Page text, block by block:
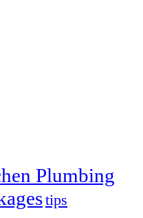
Plumbing
tips